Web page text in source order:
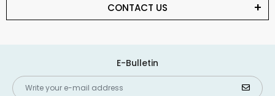
CONTACT US
E-Bulletin